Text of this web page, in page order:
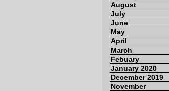
August
July
June
May
April
March
Febuary
January 2020
December 2019
November